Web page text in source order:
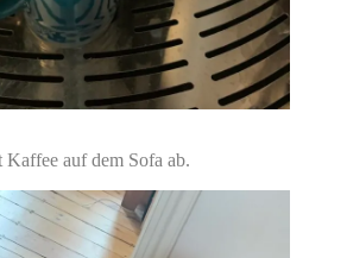
auf dem Sofa ab.